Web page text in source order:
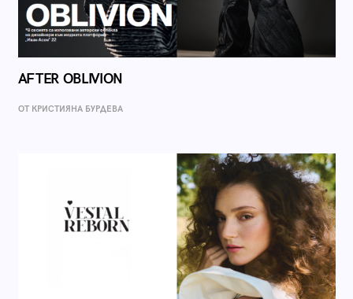
AFTER OBLIVION
ОТ КРИСТИЯНА БУРДЕВА